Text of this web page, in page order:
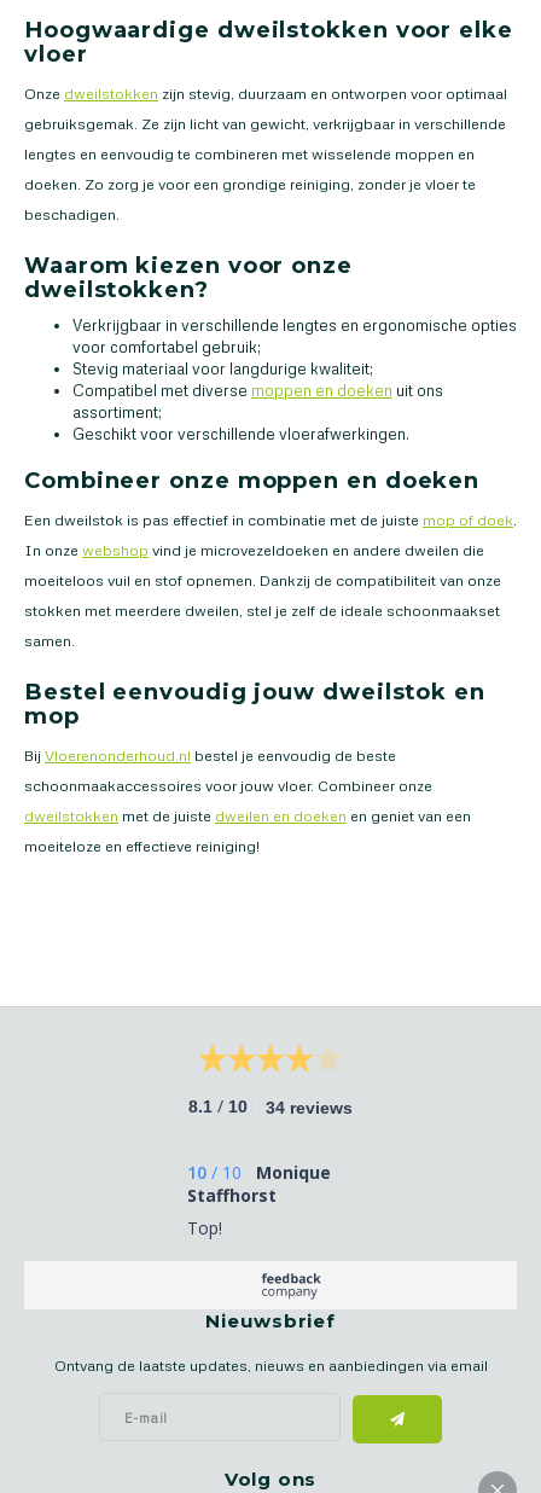
Hoogwaardige dweilstokken voor elke
vloer
Onze dweilstokken zijn stevig, duurzaam en ontworpen voor optimaal
gebruiksgemak. Ze zijn licht van gewicht, verkrijgbaar in verschillende
lengtes en eenvoudig te combineren met wisselende moppen en
doeken. Zo zorg je voor een grondige reiniging, zonder je vloer te
beschadigen.
Waarom kiezen voor onze
dweilstokken?
Verkrijgbaar in verschillende lengtes en ergonomische opties
voor comfortabel gebruik;
Stevig materiaal voor langdurige kwaliteit;
Compatibel met diverse moppen en doeken uit ons
assortiment;
Geschikt voor verschillende vloerafwerkingen.
Combineer onze moppen en doeken
Een dweilstok is pas effectief in combinatie met de juiste mop of doek.
In onze webshop vind je microvezeldoeken en andere dweilen die
moeiteloos vuil en stof opnemen. Dankzij de compatibiliteit van onze
stokken met meerdere dweilen, stel je zelf de ideale schoonmaakset
samen.
Bestel eenvoudig jouw dweilstok en
mop
Bij Vloerenonderhoud.nl bestel je eenvoudig de beste
schoonmaakaccessoires voor jouw vloer. Combineer onze
dweilstokken met de juiste dweilen en doeken en geniet van een
moeiteloze en effectieve reiniging!
Nieuwsbrief
Ontvang de laatste updates, nieuws en aanbiedingen via email
Volg ons
8.1 / 10 34 reviews
10 / 10
Monique
Staffhorst
Top!